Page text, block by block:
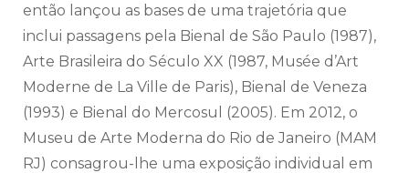
então lançou as bases de uma trajetória que
inclui passagens pela Bienal de São Paulo (1987),
Arte Brasileira do Século XX (1987, Musée d’Art
Moderne de La Ville de Paris), Bienal de Veneza
(1993) e Bienal do Mercosul (2005). Em 2012, o
Museu de Arte Moderna do Rio de Janeiro (MAM
RJ) consagrou-lhe uma exposição individual em